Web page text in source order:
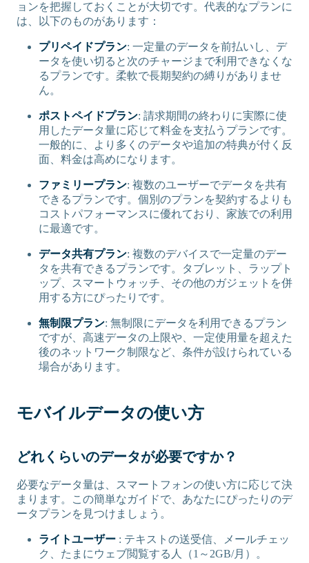
ョンを把握しておくことが大切です。代表的なプランに
は、以下のものがあります：
プリペイドプラン: 一定量のデータを前払いし、デ
ータを使い切ると次のチャージまで利用できなくな
るプランです。柔軟で長期契約の縛りがありませ
ん。
ポストペイドプラン: 請求期間の終わりに実際に使
用したデータ量に応じて料金を支払うプランです。
一般的に、より多くのデータや追加の特典が付く反
面、料金は高めになります。
ファミリープラン: 複数のユーザーでデータを共有
できるプランです。個別のプランを契約するよりも
コストパフォーマンスに優れており、家族での利用
に最適です。
データ共有プラン: 複数のデバイスで一定量のデー
タを共有できるプランです。タブレット、ラップト
ップ、スマートウォッチ、その他のガジェットを併
用する方にぴったりです。
無制限プラン: 無制限にデータを利用できるプラン
ですが、高速データの上限や、一定使用量を超えた
後のネットワーク制限など、条件が設けられている
場合があります。
モバイルデータの使い方
どれくらいのデータが必要ですか？
必要なデータ量は、スマートフォンの使い方に応じて決
まります。この簡単なガイドで、あなたにぴったりのデ
ータプランを見つけましょう。
ライトユーザー : テキストの送受信、メールチェッ
ク、たまにウェブ閲覧する人（1～2GB/月）。